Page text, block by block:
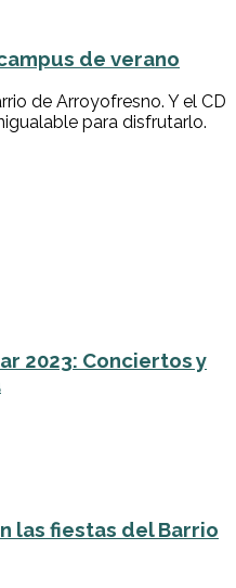
de verano
de Arroyofresno. Y el CD
para disfrutarlo.
2023: Conciertos y
las fiestas del Barrio